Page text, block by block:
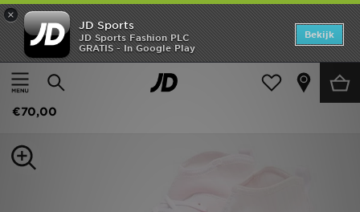
×
JD Sports
JD Sports Fashion PLC
GRATIS - In Google Play
Bekijk
Thuis
Heren Herenschoenen Voetbalschoenen
Nike Phantom 6 High Club FG
€70,00
Home
Offers
Dames